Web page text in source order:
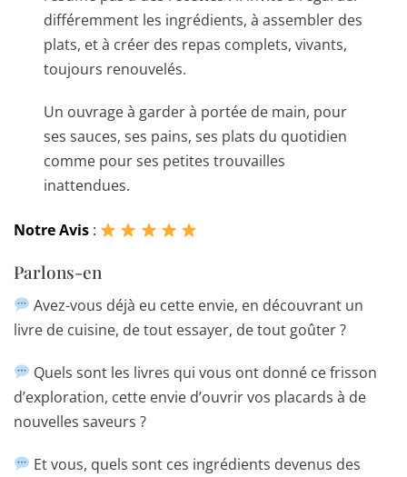
différemment les ingrédients, à assembler des
plats, et à créer des repas complets, vivants,
toujours renouvelés.
Un ouvrage à garder à portée de main, pour
ses sauces, ses pains, ses plats du quotidien
comme pour ses petites trouvailles
inattendues.
Notre Avis :
Parlons-en
Avez-vous déjà eu cette envie, en découvrant un
livre de cuisine, de tout essayer, de tout goûter ?
Quels sont les livres qui vous ont donné ce frisson
d’exploration, cette envie d’ouvrir vos placards à de
nouvelles saveurs ?
Et vous, quels sont ces ingrédients devenus des